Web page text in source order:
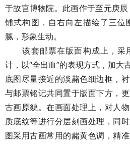
于故宫博物院。此画作于至元庚
铺式构图，自右向左描绘了三位
腻，形象生动。
该套邮票在版面构成上，采
计，以“全出血”的表现方式，加大
底图尽量接近的淡赭色细边框，
与邮票铭记共同置于版面下方，
古画原貌。在画面处理上，对人
质底纹等进行分层刻画处理，同
图采用古画常用的赭黄色调，精